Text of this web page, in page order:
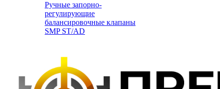
Ручные запорно-
регулирующие
балансировочные клапаны
SMP ST/AD